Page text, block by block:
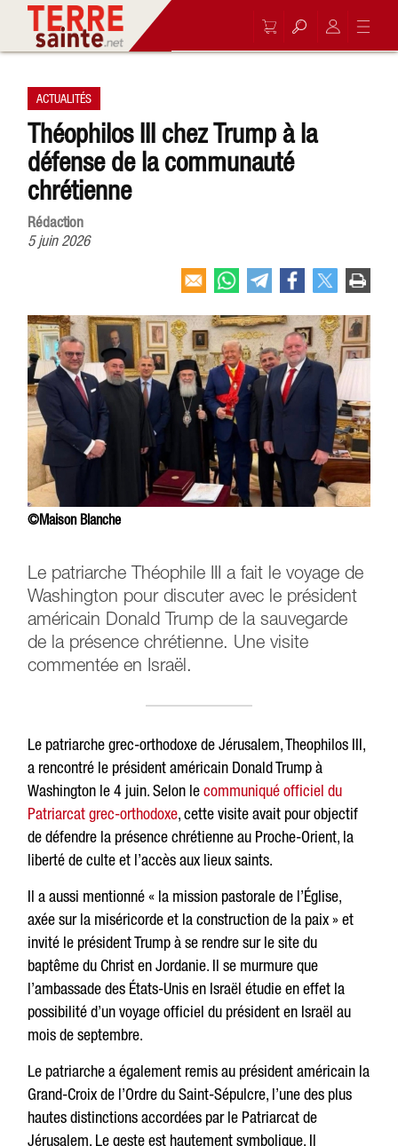
ACTUALITÉS
Théophilos III chez Trump à la
défense de la communauté
chrétienne
Rédaction
5 juin 2026
©Maison Blanche
Le patriarche Théophile III a fait le voyage de
Washington pour discuter avec le président
américain Donald Trump de la sauvegarde
de la présence chrétienne. Une visite
commentée en Israël.
Le patriarche grec-orthodoxe de Jérusalem, Theophilos III,
a rencontré le président américain Donald Trump à
Washington le 4 juin. Selon lecommuniqué officiel du
Patriarcat grec-orthodoxe, cette visite avait pour objectif
de défendre la présence chrétienne au Proche-Orient, la
liberté de culte et l’accès aux lieux saints.
Il a aussi mentionné « la mission pastorale de l’Église,
axée sur la miséricorde et la construction de la paix » et
invité le président Trump à se rendre sur le site du
baptême du Christ en Jordanie. Il se murmure que
l’ambassade des États-Unis en Israël étudie en effet la
possibilité d’un voyage officiel du président en Israël au
mois de septembre.
Le patriarche a également remis au président américain la
Grand-Croix de l’Ordre du Saint-Sépulcre, l’une des plus
hautes distinctions accordées par le Patriarcat de
Jérusalem. Le geste est hautement symbolique. Il